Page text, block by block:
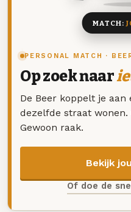
PERSONAL MATCH ·
Op zoek naar
De Beer koppelt je
dezelfde straat wonen.
Gewoon raak.
Bekijk
Of doe de
MATCH: